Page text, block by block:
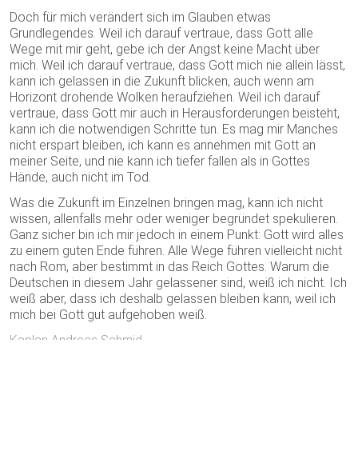
Doch für mich verändert sich im Glauben etwas
Grundlegendes. Weil ich darauf vertraue, dass Gott alle
Wege mit mir geht, gebe ich der Angst keine Macht über
mich. Weil ich darauf vertraue, dass Gott mich nie allein lässt,
kann ich gelassen in die Zukunft blicken, auch wenn am
Horizont drohende Wolken heraufziehen. Weil ich darauf
vertraue, dass Gott mir auch in Herausforderungen beisteht,
kann ich die notwendigen Schritte tun. Es mag mir Manches
nicht erspart bleiben, ich kann es annehmen mit Gott an
meiner Seite, und nie kann ich tiefer fallen als in Gottes
Hände, auch nicht im Tod.
Was die Zukunft im Einzelnen bringen mag, kann ich nicht
wissen, allenfalls mehr oder weniger begründet spekulieren.
Ganz sicher bin ich mir jedoch in einem Punkt: Gott wird alles
zu einem guten Ende führen. Alle Wege führen vielleicht nicht
nach Rom, aber bestimmt in das Reich Gottes. Warum die
Deutschen in diesem Jahr gelassener sind, weiß ich nicht. Ich
weiß aber, dass ich deshalb gelassen bleiben kann, weil ich
mich bei Gott gut aufgehoben weiß.
Kaplan Andreas Schmid